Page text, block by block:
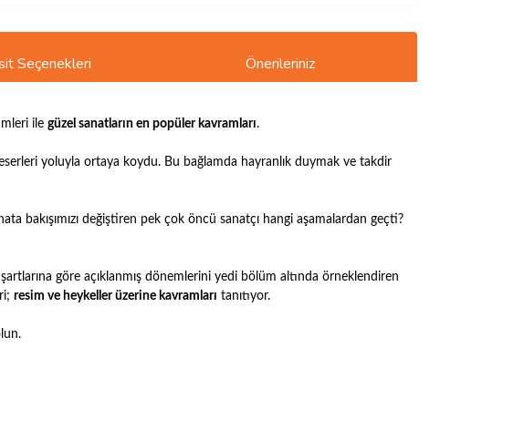
Seçenekleri Önerileriniz
ile güzel sanatların en popüler kavramları.
yoluyla ortaya koydu. Bu bağlamda hayranlık duymak ve takdir
bakışımızı değiştiren pek çok öncü sanatçı hangi aşamalardan geçti?
göre açıklanmış dönemlerini yedi bölüm altında örneklendiren
resim ve heykeller üzerine kavramları tanıtıyor.